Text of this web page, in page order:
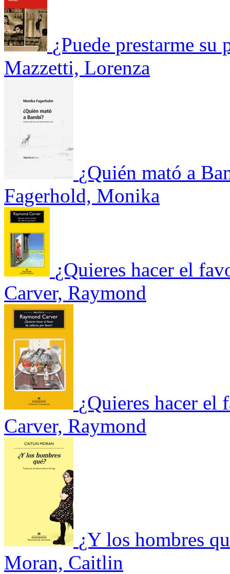
¿Puede prestarme
Mazzetti, Lorenza
¿Quién mató a
Fagerhold, Monika
¿Quieres hacer el
Carver, Raymond
¿Quieres hacer el
Carver, Raymond
¿Y los hombres
Moran, Caitlin